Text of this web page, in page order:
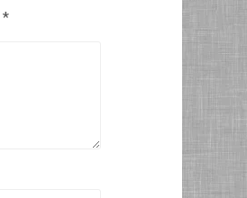
*